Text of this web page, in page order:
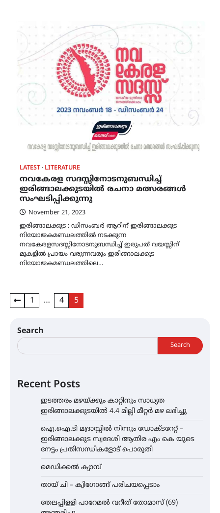
LATEST LITERATURE
നവകേരള സദസ്സിനോടനുബന്ധിച്ച്
ഇരിങ്ങാലക്കുടയിൽ രചനാ മത്സരങ്ങൾ
സംഘടിപ്പിക്കുന്നു
November 21, 2023
ഇരിങ്ങാലക്കുട : ഡിസംബർ ആറിന് ഇരിങ്ങാലക്കുട
നിയോജകമണ്ഡലത്തിൽ നടക്കുന്ന
നവകേരളസദസ്സിനോടനുബന്ധിച്ച് ഇരുപത് വയസ്സിന്
മുകളിൽ പ്രായം വരുന്നവരും ഇരിങ്ങാലക്കുട
നിയോജകമണ്ഡലത്തിലെ…
Posts
1 … 4 5
Search
Search
Recent Posts
ഇടത്തരം മഴയ്ക്കും കാറ്റിനും സാധ്യത
ഇരിങ്ങാലക്കുടയിൽ 4.4 മില്ലി മീറ്റർ മഴ ലഭിച്ചു
ഐ.ഐ.ടി മദ്രാസ്സിൽ നിന്നും ഡോക്ടറേറ്റ് –
ഇരിങ്ങാലക്കുട സ്വദേശി ആതിര എം കെ യുടെ
നേട്ടം പ്രതിസന്ധികളോട് പൊരുതി
മെഡിക്കൽ ക്യാമ്പ്
തായ് ചി – ക്വിഗോങ്ങ് പരിചയപ്പെടാം
തേലപ്പിളളി പാറേമൽ വറീത് തോമാസ് (69)